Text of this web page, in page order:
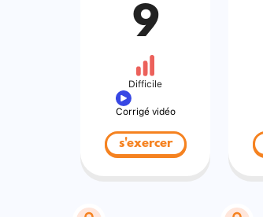
9
Difficile
Corrigé vidéo
s'exercer